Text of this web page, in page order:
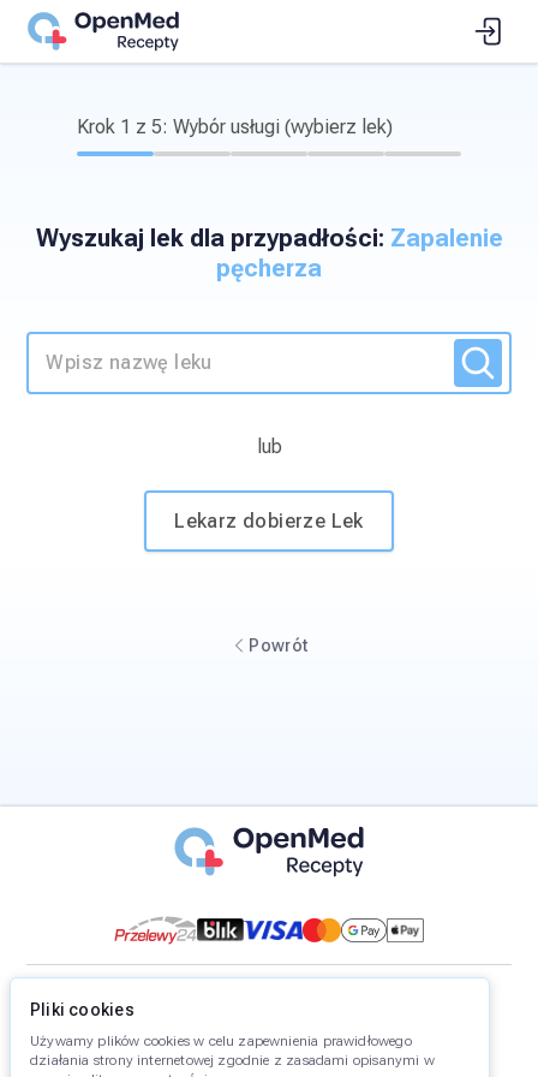
Krok 1 z 5: Wybór usługi (wybierz lek)
Wyszukaj lek dla przypadłości: Zapalenie
pęcherza
lub
Lekarz dobierze Lek
Powrót
Polityka cookies
Pliki cookies
Używamy plików cookies w celu zapewnienia prawidłowego
działania strony internetowej zgodnie z zasadami opisanymi w